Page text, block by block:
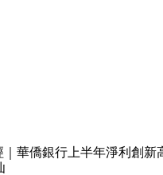
｜華僑銀行上半年淨利創